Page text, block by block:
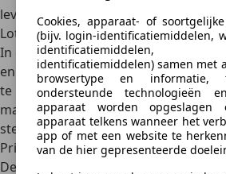
leverbaar als coupé of cabriolet. Met
Lotus Elan veel beter geschikt om in
In de tweede generatie besloot de
en lichte sportwagen echter alleen
te bieden. In dit geval verdwijnt het
maar kan de volledige inhoud van
steeds in het dagelijks leven worden
Prijs
De Lotus Elan overtuigde vanaf het
Cookies, apparaat- of
(bijv. login-identificatiemiddelen,
identificatiemiddelen,
identificatiemiddelen) samen met
browsertype en informatie,
ondersteunde technologieën
apparaat worden
apparaat telkens wanneer het
app of met een website te
van de hier gepresenteerde